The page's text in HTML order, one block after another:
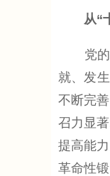
从“
党的十
就、发
不断完
召力显
提高能
革命性